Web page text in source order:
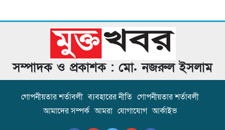
সম্পাদক ও প্রকাশক : মো. নজরুল ইসলাম
গোপনীয়তার শর্তাবলী ব্যবহারের নীতি গোপনীয়তার শর্তাবলী
আমাদের সম্পর্ক আমরা যোগাযোগ আর্কাইভ